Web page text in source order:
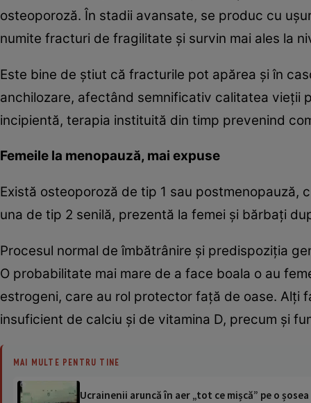
osteoporoză. În stadii avansate, se produc cu
numite fracturi de fragilitate şi survin mai ales la
Este bine de ştiut că fracturile pot apărea şi în
anchilozare, afectând semnificativ calitatea vieţii
incipientă, terapia instituită din timp prevenind
Femeile la menopauză, mai expuse
Există osteoporoză de tip 1 sau postmenopauză,
una de tip 2 senilă, prezentă la femei şi bărbaţi
Procesul normal de îmbătrânire şi predispoziţia
O probabilitate mai mare de a face boala o au
estrogeni, care au rol protector faţă de oase.
insuficient de calciu şi de vitamina D, precum şi
MAI MULTE PENTRU TINE
Ucrainenii aruncă în aer „tot ce mișcă” pe o